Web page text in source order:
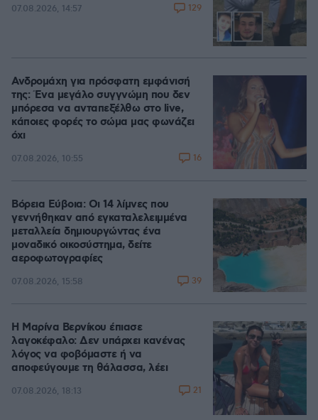
07.08.2026, 14:57 129
Ανδρομάχη για πρόσφατη εμφάνισή
της: Ένα μεγάλο συγγνώμη που δεν
μπόρεσα να ανταπεξέλθω στο live,
κάποιες φορές το σώμα μας φωνάζει
όχι
07.08.2026, 10:55 16
Βόρεια Εύβοια: Οι 14 λίμνες που
γεννήθηκαν από εγκαταλελειμμένα
μεταλλεία δημιουργώντας ένα
μοναδικό οικοσύστημα, δείτε
αεροφωτογραφίες
07.08.2026, 15:58 39
Η Μαρίνα Βερνίκου έπιασε
λαγοκέφαλο: Δεν υπάρχει κανένας
λόγος να φοβόμαστε ή να
αποφεύγουμε τη θάλασσα, λέει
07.08.2026, 18:13 21